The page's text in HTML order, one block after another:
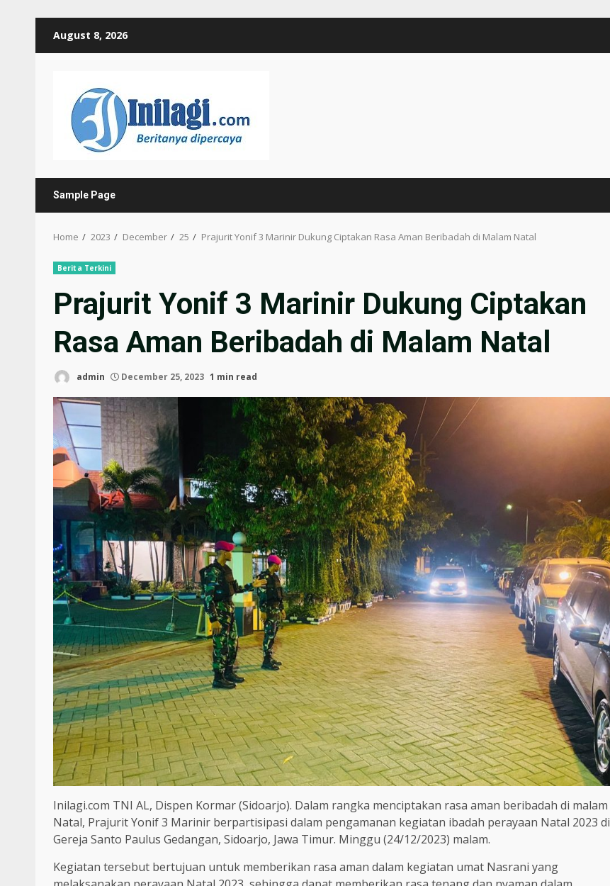
August 8, 2026
Sample Page
Home 2023 December 25 Prajurit Yonif 3 Marinir Dukung Ciptakan Rasa Aman Beribadah di Malam Natal
Berita Terkini
Prajurit Yonif 3 Marinir Dukung Ciptakan
Rasa Aman Beribadah di Malam Natal
admin December 25, 2023 1 min read
Inilagi.com TNI AL, Dispen Kormar (Sidoarjo). Dalam rangka menciptakan rasa aman beribadah di malam
Natal, Prajurit Yonif 3 Marinir berpartisipasi dalam pengamanan kegiatan ibadah perayaan Natal 2023 di
Gereja Santo Paulus Gedangan, Sidoarjo, Jawa Timur. Minggu (24/12/2023) malam.
Kegiatan tersebut bertujuan untuk memberikan rasa aman dalam kegiatan umat Nasrani yang